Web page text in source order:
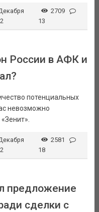
2709
13
России в АФК и
потенциальных
невозможно
2581
18
предложение
сделки с